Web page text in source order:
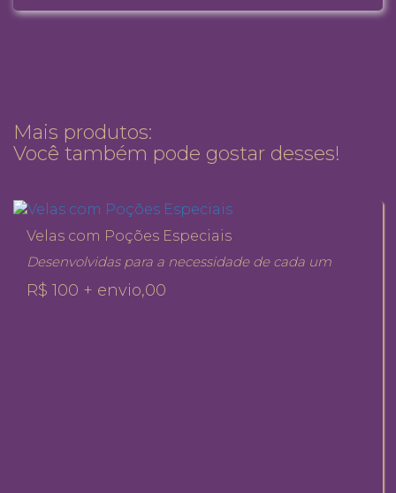
Mais produtos:
Você também pode gostar desses!
Velas com Poções Especiais
Desenvolvidas para a necessidade de cada um
R$ 100 + envio,00